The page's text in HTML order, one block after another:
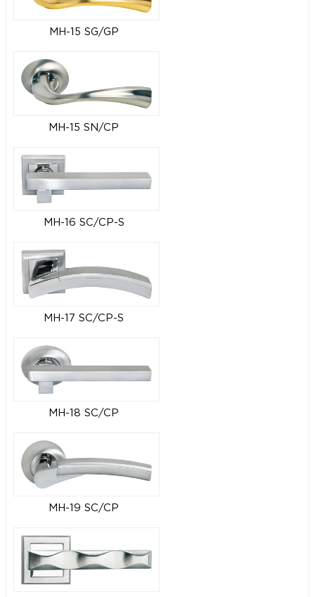
MH-15 SG/GP
MH-15 SN/CP
MH-16 SC/CP-S
MH-17 SC/CP-S
MH-18 SC/CP
MH-19 SC/CP